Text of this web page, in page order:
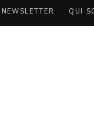
NEWSLETTER QUI